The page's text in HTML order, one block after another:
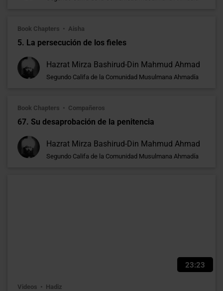
Book Chapters Aisha
5. La persecución de los fieles
Hazrat Mirza Bashirud-Din Mahmud Ahmad
Segundo Califa de la Comunidad Musulmana Ahmadía
Book Chapters Compañeros
67. Su desaprobación de la penitencia
Hazrat Mirza Bashirud-Din Mahmud Ahmad
Segundo Califa de la Comunidad Musulmana Ahmadía
23:23
Videos Hadiz